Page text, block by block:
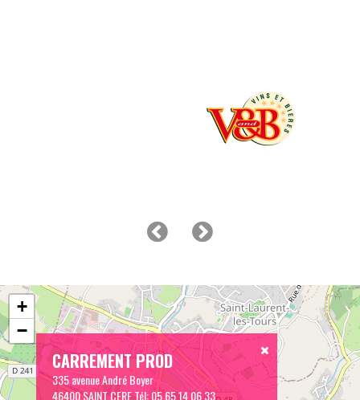
CARREMENT PROD
335 avenue André Boyer
46400 SAINT CERETél:05 65 14 06 33
+
−